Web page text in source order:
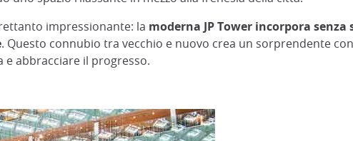
impressionante: la moderna JP Tower incorpora
. Questo connubio tra vecchio e nuovo crea un sorprendente
abbracciare il progresso.